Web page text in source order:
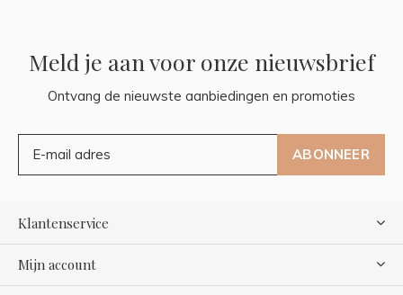
Meld je aan voor onze nieuwsbrief
Ontvang de nieuwste aanbiedingen en promoties
ABONNEER
Klantenservice
Mijn account